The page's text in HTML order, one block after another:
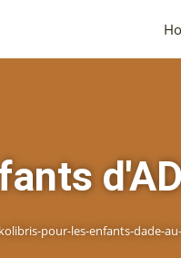
pour-les-enfants-dade-au-